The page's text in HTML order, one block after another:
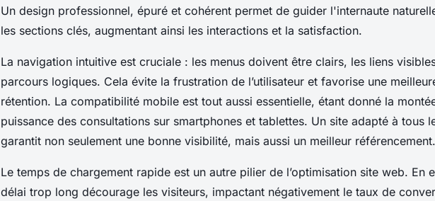
Un design professionnel, épuré et cohérent permet de guider l'internaute
les sections clés, augmentant ainsi les interactions et la satisfaction.
La navigation intuitive est cruciale : les menus doivent être clairs, les liens
parcours logiques. Cela évite la frustration de l’utilisateur et favorise une
rétention. La compatibilité mobile est tout aussi essentielle, étant donné la
puissance des consultations sur smartphones et tablettes. Un site adapté à tous
garantit non seulement une bonne visibilité, mais aussi un meilleur référencement.
Le temps de chargement rapide est un autre pilier de l’optimisation site web. En
délai trop long décourage les visiteurs, impactant négativement le taux de